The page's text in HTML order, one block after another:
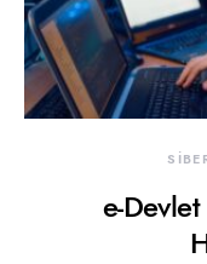
e-Devlet